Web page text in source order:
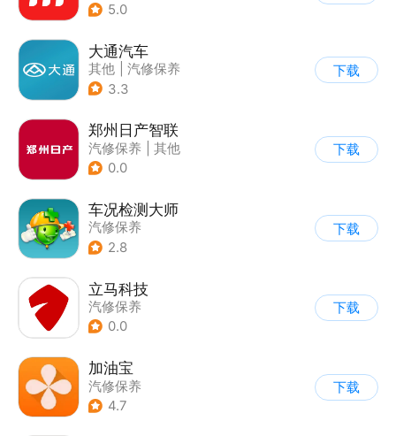
5.0
大通汽车
其他
汽修保养
3.3
下载
郑州日产智联
汽修保养
其他
0.0
下载
车况检测大师
汽修保养
2.8
下载
立马科技
汽修保养
0.0
下载
加油宝
汽修保养
4.7
下载